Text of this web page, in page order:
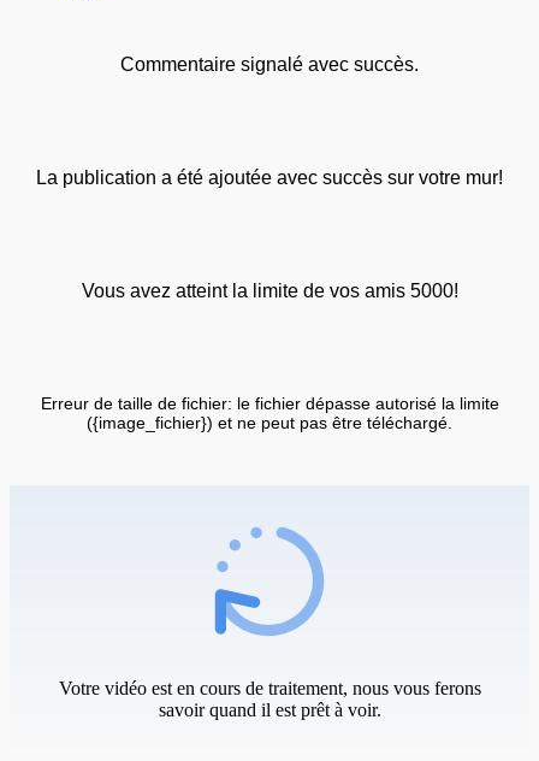
Commentaire signalé avec succès.
La publication a été ajoutée avec succès sur votre mur!
Vous avez atteint la limite de vos amis 5000!
Erreur de taille de fichier: le fichier dépasse autorisé la limite
({image_fichier}) et ne peut pas être téléchargé.
Votre vidéo est en cours de traitement, nous vous ferons
savoir quand il est prêt à voir.